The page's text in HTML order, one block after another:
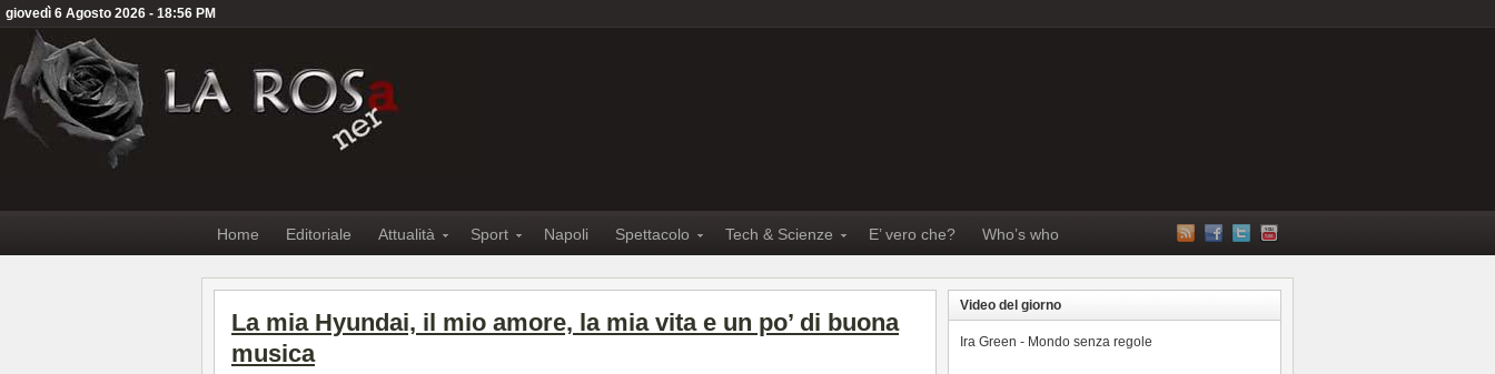
giovedì 6 Agosto 2026 - 18:56 PM
Home Editoriale Attualità Sport Napoli Spettacolo Tech & Scienze E’ vero che? Who’s who
La mia Hyundai, il mio amore, la mia vita e un po’ di buona
musica
Video del giorno
Ira Green - Mondo senza regole